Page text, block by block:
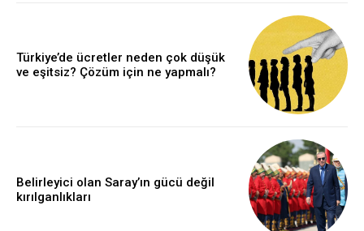
Türkiye’de ücretler neden çok düşük
ve eşitsiz? Çözüm için ne yapmalı?
Belirleyici olan Saray’ın gücü değil
kırılganlıkları